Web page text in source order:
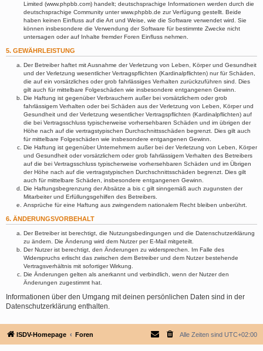
Limited (www.phpbb.com) handelt; deutschsprachige Informationen werden durch die
deutschsprachige Community unter www.phpbb.de zur Verfügung gestellt. Beide
haben keinen Einfluss auf die Art und Weise, wie die Software verwendet wird. Sie
können insbesondere die Verwendung der Software für bestimmte Zwecke nicht
untersagen oder auf Inhalte fremder Foren Einfluss nehmen.
5. GEWÄHRLEISTUNG
Der Betreiber haftet mit Ausnahme der Verletzung von Leben, Körper und Gesundheit
und der Verletzung wesentlicher Vertragspflichten (Kardinalpflichten) nur für Schäden,
die auf ein vorsätzliches oder grob fahrlässiges Verhalten zurückzuführen sind. Dies
gilt auch für mittelbare Folgeschäden wie insbesondere entgangenen Gewinn.
Die Haftung ist gegenüber Verbrauchern außer bei vorsätzlichem oder grob
fahrlässigem Verhalten oder bei Schäden aus der Verletzung von Leben, Körper und
Gesundheit und der Verletzung wesentlicher Vertragspflichten (Kardinalpflichten) auf
die bei Vertragsschluss typischerweise vorhersehbaren Schäden und im übrigen der
Höhe nach auf die vertragstypischen Durchschnittsschäden begrenzt. Dies gilt auch
für mittelbare Folgeschäden wie insbesondere entgangenen Gewinn.
Die Haftung ist gegenüber Unternehmern außer bei der Verletzung von Leben, Körper
und Gesundheit oder vorsätzlichem oder grob fahrlässigem Verhalten des Betreibers
auf die bei Vertragsschluss typischerweise vorhersehbaren Schäden und im Übrigen
der Höhe nach auf die vertragstypischen Durchschnittsschäden begrenzt. Dies gilt
auch für mittelbare Schäden, insbesondere entgangenen Gewinn.
Die Haftungsbegrenzung der Absätze a bis c gilt sinngemäß auch zugunsten der
Mitarbeiter und Erfüllungsgehilfen des Betreibers.
Ansprüche für eine Haftung aus zwingendem nationalem Recht bleiben unberührt.
6. ÄNDERUNGSVORBEHALT
Der Betreiber ist berechtigt, die Nutzungsbedingungen und die Datenschutzerklärung
zu ändern. Die Änderung wird dem Nutzer per E-Mail mitgeteilt.
Der Nutzer ist berechtigt, den Änderungen zu widersprechen. Im Falle des
Widerspruchs erlischt das zwischen dem Betreiber und dem Nutzer bestehende
Vertragsverhältnis mit sofortiger Wirkung.
Die Änderungen gelten als anerkannt und verbindlich, wenn der Nutzer den
Änderungen zugestimmt hat.
Informationen über den Umgang mit deinen persönlichen Daten sind in der
Datenschutzerklärung enthalten.
ISDV-Homepage Foren Alle Zeiten sind UTC+02:00